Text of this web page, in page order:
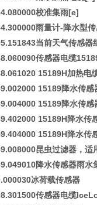
校准集雨[e]
雨量计-降水型
当前天气传感器
传感器电缆
15189H加热电
15189降水传感
15189降水传感
15189H降水传
15189H降水传
昆虫过滤器，适
降水传感器雨水
冰荷载传感器
传感器电缆